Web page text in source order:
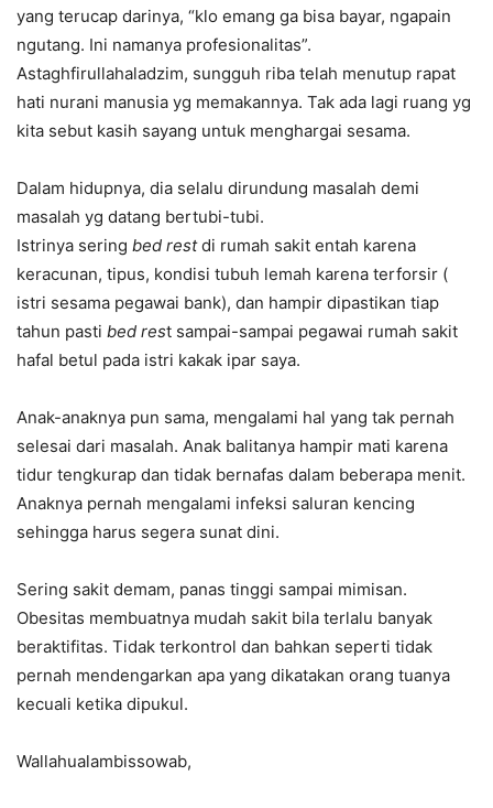
yang terucap darinya, “klo emang ga bisa bayar, ngapain
ngutang. Ini namanya profesionalitas”.
Astaghfirullahaladzim, sungguh riba telah menutup rapat
hati nurani manusia yg memakannya. Tak ada lagi ruang yg
kita sebut kasih sayang untuk menghargai sesama.
Dalam hidupnya, dia selalu dirundung masalah demi
masalah yg datang bertubi-tubi.
Istrinya sering bed restdi rumah sakit entah karena
keracunan, tipus, kondisi tubuh lemah karena terforsir (
istri sesama pegawai bank), dan hampir dipastikan tiap
tahun pasti bed rest sampai-sampai pegawai rumah sakit
hafal betul pada istri kakak ipar saya.
Anak-anaknya pun sama, mengalami hal yang tak pernah
selesai dari masalah. Anak balitanya hampir mati karena
tidur tengkurap dan tidak bernafas dalam beberapa menit.
Anaknya pernah mengalami infeksi saluran kencing
sehingga harus segera sunat dini.
Sering sakit demam, panas tinggi sampai mimisan.
Obesitas membuatnya mudah sakit bila terlalu banyak
beraktifitas. Tidak terkontrol dan bahkan seperti tidak
pernah mendengarkan apa yang dikatakan orang tuanya
kecuali ketika dipukul.
Wallahualambissowab,